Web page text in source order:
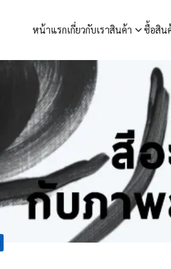
หน้าแรกเกี่ยวกับเราสินค้า ซื้อสิน